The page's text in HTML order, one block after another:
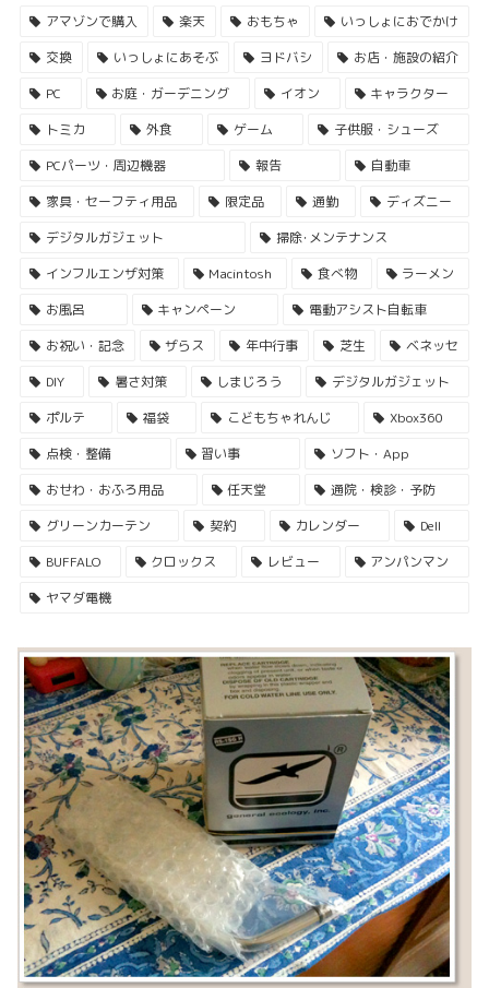
アマゾンで購入 楽天 おもちゃ
いっしょにおでかけ
交換
いっしょにあそぶ ヨドバシ
お店・施設の紹介
PC
お庭・ガーデニング イオン
キャラクター
トミカ
外食 ゲーム
子供服・シューズ
PCパーツ・周辺機器
報告
自動車
家具・セーフティ用品
限定品 通勤
ディズニー
デジタルガジェット
掃除･メンテナンス
インフルエンザ対策
Macintosh 食べ物
ラーメン
お風呂
キャンペーン
電動アシスト自転車
お祝い・記念
ザらス 年中行事 芝生
ベネッセ
DIY
暑さ対策 しまじろう
デジタルガジェット
ポルテ
福袋 こどもちゃれんじ
Xbox360
点検・整備
習い事
ソフト・App
おせわ・おふろ用品
任天堂
通院・検診・予防
グリーンカーテン
契約 カレンダー
Dell
BUFFALO
クロックス レビュー
アンパンマン
ヤマダ電機